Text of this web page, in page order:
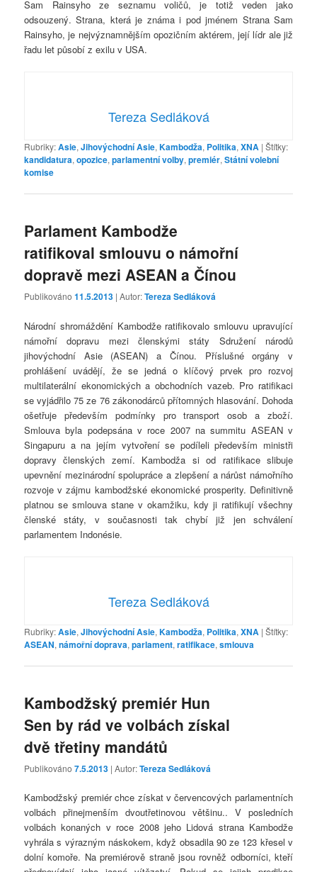
Sam Rainsyho ze seznamu voličů, je totiž veden jako
odsouzený. Strana, která je známa i pod jménem Strana Sam
Rainsyho, je nejvýznamnějším opozičním aktérem, její lídr ale již
řadu let působí z exilu v USA.
Tereza Sedláková
Rubriky:Asie,Jihovýchodní Asie,Kambodža, Politika,XNA |Štítky:
kandidatura,opozice,parlamentní volby,premiér,Státní volební
komise
Parlament Kambodže
ratifikoval smlouvu o námořní
dopravě mezi ASEAN a Čínou
Publikováno11.5.2013 | Autor:Tereza Sedláková
Národní shromáždění Kambodže ratifikovalo smlouvu upravující
námořní dopravu mezi členskými státy Sdružení národů
jihovýchodní Asie (ASEAN) a Čínou. Příslušné orgány v
prohlášení uvádějí, že se jedná o klíčový prvek pro rozvoj
multilaterální ekonomických a obchodních vazeb. Pro ratifikaci
se vyjádřilo 75 ze 76 zákonodárců přítomných hlasování. Dohoda
ošetřuje především podmínky pro transport osob a zboží.
Smlouva byla podepsána v roce 2007 na summitu ASEAN v
Singapuru a na jejím vytvoření se podíleli především ministři
dopravy členských zemí. Kambodža si od ratifikace slibuje
upevnění mezinárodní spolupráce a zlepšení a nárůst námořního
rozvoje v zájmu kambodžské ekonomické prosperity. Definitivně
platnou se smlouva stane v okamžiku, kdy ji ratifikují všechny
členské státy, v současnosti tak chybí již jen schválení
parlamentem Indonésie.
Tereza Sedláková
Rubriky:Asie,Jihovýchodní Asie,Kambodža, Politika,XNA |Štítky:
ASEAN,námořní doprava,parlament,ratifikace,smlouva
Kambodžský premiér Hun
Sen by rád ve volbách získal
dvě třetiny mandátů
Publikováno7.5.2013 | Autor:Tereza Sedláková
Kambodžský premiér chce získat v červencových parlamentních
volbách přinejmenším dvoutřetinovou většinu.. V posledních
volbách konaných v roce 2008 jeho Lidová strana Kambodže
vyhrála s výrazným náskokem, když obsadila 90 ze 123 křesel v
dolní komoře. Na premiérově straně jsou rovněž odborníci, kteří